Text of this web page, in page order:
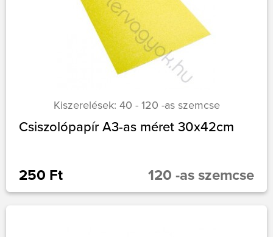
Kiszerelések: 40 - 120 -as szemcse
Csiszolópapír A3-as méret 30x42cm
250 Ft 120 -as szemcse